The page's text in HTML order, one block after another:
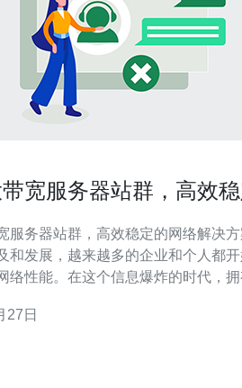
宽服务器站群，高效
务器站群，高效稳定的网络解决方案 随
和发展，越来越多的企业和个人都开
络性能。在这个信息爆炸的时代，
络建设方案，正逐渐受到人们的关注
27日